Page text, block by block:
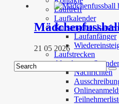
Lauftreff
Laufkalender
Kursangebot Laufen
Laufanfänger
Laufstrecken
Altenberger
Nachrichten
21 05 2026